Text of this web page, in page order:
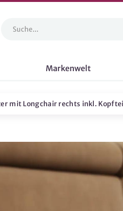
Markenwelt
mit Longchair rechts inkl.